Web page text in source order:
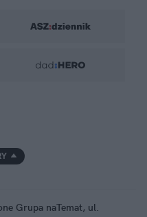
Grupa naTemat, ul.